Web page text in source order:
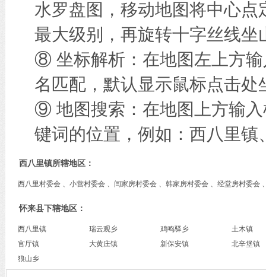
水罗盘图，移动地图将中心
最大级别，再旋转十字丝线坐
⑧ 坐标解析：在地图左上方
名匹配，默认显示鼠标点击处
⑨ 地图搜索：在地图上方输
键词的位置，例如：西八里
西八里镇所辖地区：
西八里村委会 、小营村委会 、闫家房村委会 、韩家房村委会 、经堂房村委会
怀来县下辖地区：
西八里镇 瑞云观乡 鸡鸣驿乡
土木镇
官厅镇
大黄庄镇 新保安镇
北辛堡镇
狼山乡